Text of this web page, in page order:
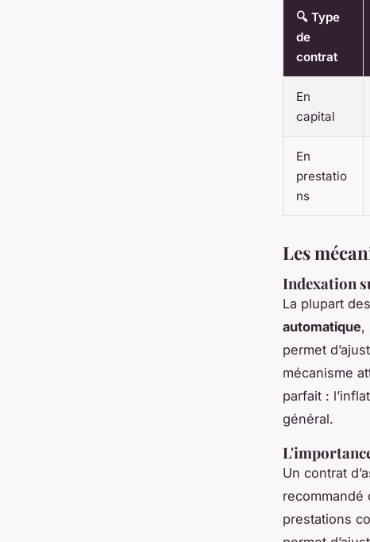
🔍 Type
de
contrat
En
capital
En
prestatio
ns
Les
Indexation
La plupart
automatique,
permet
mécanisme
parfait :
général.
Un contrat
recommandé
prestations